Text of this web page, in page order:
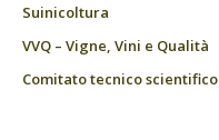
Suinicoltura
VVQ – Vigne, Vini e Qualità
Comitato tecnico scientifico